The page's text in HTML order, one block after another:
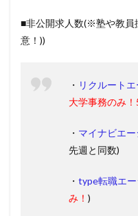
■非公開求人数(※塾や教員
意！))
・ リクルート
大学事務のみ！
・ マイナビエー
先週と同数)
・ type転職エー
み！ )